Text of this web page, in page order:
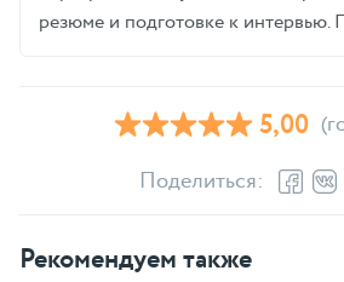
резюме и подготовке к интервью.
5,00
Поделиться:
Рекомендуем также